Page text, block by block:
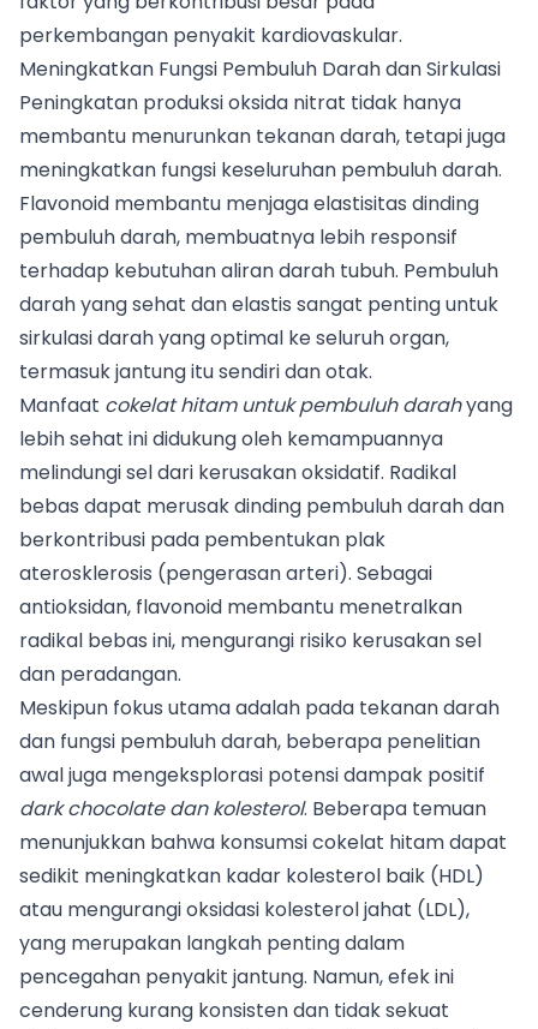
perkembangan penyakit kardiovaskular.
Meningkatkan Fungsi Pembuluh Darah dan Sirkulasi
Peningkatan produksi oksida nitrat tidak hanya
membantu menurunkan tekanan darah, tetapi juga
meningkatkan fungsi keseluruhan pembuluh darah.
Flavonoid membantu menjaga elastisitas dinding
pembuluh darah, membuatnya lebih responsif
terhadap kebutuhan aliran darah tubuh. Pembuluh
darah yang sehat dan elastis sangat penting untuk
sirkulasi darah yang optimal ke seluruh organ,
termasuk jantung itu sendiri dan otak.
Manfaat cokelat hitam untuk pembuluh darahyang
lebih sehat ini didukung oleh kemampuannya
melindungi sel dari kerusakan oksidatif. Radikal
bebas dapat merusak dinding pembuluh darah dan
berkontribusi pada pembentukan plak
aterosklerosis (pengerasan arteri). Sebagai
antioksidan, flavonoid membantu menetralkan
radikal bebas ini, mengurangi risiko kerusakan sel
dan peradangan.
Meskipun fokus utama adalah pada tekanan darah
dan fungsi pembuluh darah, beberapa penelitian
awal juga mengeksplorasi potensi dampak positif
dark chocolate dan kolesterol. Beberapa temuan
menunjukkan bahwa konsumsi cokelat hitam dapat
sedikit meningkatkan kadar kolesterol baik (HDL)
atau mengurangi oksidasi kolesterol jahat (LDL),
yang merupakan langkah penting dalam
pencegahan penyakit jantung. Namun, efek ini
cenderung kurang konsisten dan tidak sekuat